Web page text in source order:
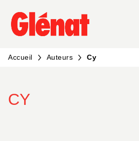
MENU RECHERCHE
PIED DE PAGE
Accueil Auteurs Cy
CY